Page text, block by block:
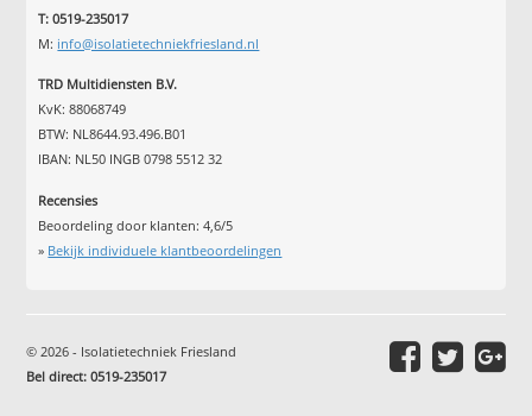
T: 0519-235017
M: info@isolatietechniekfriesland.nl
TRD Multidiensten B.V.
KvK: 88068749
BTW: NL8644.93.496.B01
IBAN: NL50 INGB 0798 5512 32
Recensies
Beoordeling door klanten:4,6/5
» Bekijk individuele klantbeoordelingen
© 2026 - Isolatietechniek Friesland
Bel direct: 0519-235017